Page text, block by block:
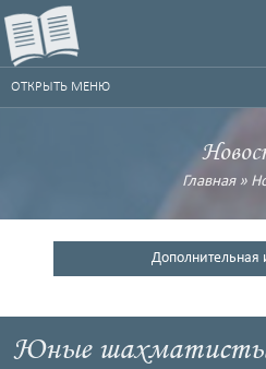
ОТКРЫТЬ МЕНЮ
Главная»
Юные